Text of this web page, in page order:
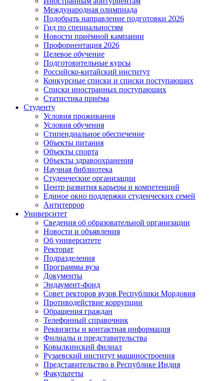
Международная олимпиада
Подобрать направление подготовки 2026
Гид по специальностям
Новости приёмной кампании
Профориентация 2026
Целевое обучение
Подготовительные курсы
Российско-китайский институт
Конкурсные списки и списки поступающих
Списки иностранных поступающих
Статистика приёма
Студенту
Условия проживания
Условия обучения
Стипендиальное обеспечение
Объекты питания
Объекты спорта
Объекты здравоохранения
Научная библиотека
Студенческие организации
Центр развития карьеры и компетенций
Единое окно поддержки студенческих семей
Антитеррор
Университет
Сведения об образовательной организации
Новости и объявления
Об университете
Ректорат
Подразделения
Программы вуза
Документы
Эндаумент-фонд
Совет ректоров вузов Республики Мордовия
Противодействие коррупции
Обращения граждан
Телефонный справочник
Реквизиты и контактная информация
Филиалы и представительства
Ковылкинский филиал
Рузаевский институт машиностроения
Представительство в Республике Индия
Факультеты